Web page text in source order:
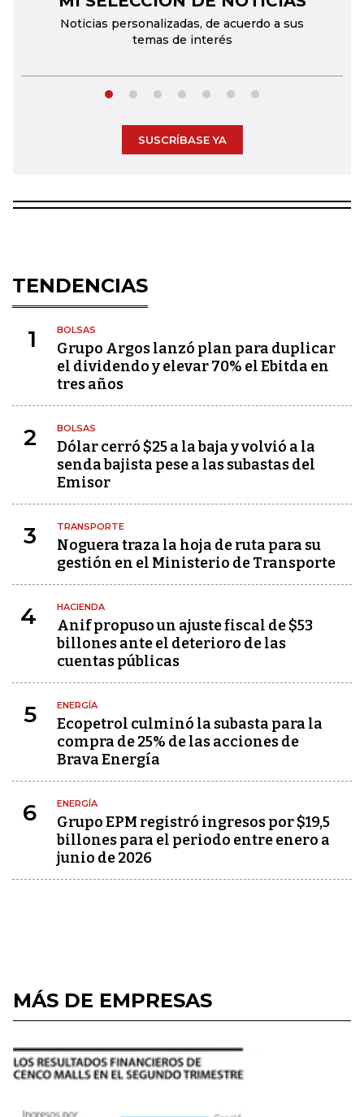
Noticias personalizadas, de acuerdo a sus
temas de interés
SUSCRÍBASE YA
TENDENCIAS
1 BOLSAS
Grupo Argos lanzó plan para duplicar
el dividendo y elevar 70% el Ebitda en
tres años
2 BOLSAS
Dólar cerró $25 a la baja y volvió a la
senda bajista pese a las subastas del
Emisor
3 TRANSPORTE
Noguera traza la hoja de ruta para su
gestión en el Ministerio de Transporte
4 HACIENDA
Anif propuso un ajuste fiscal de $53
billones ante el deterioro de las
cuentas públicas
5 ENERGÍA
Ecopetrol culminó la subasta para la
compra de 25% de las acciones de
Brava Energía
6 ENERGÍA
Grupo EPM registró ingresos por $19,5
billones para el periodo entre enero a
junio de 2026
MÁS DE EMPRESAS